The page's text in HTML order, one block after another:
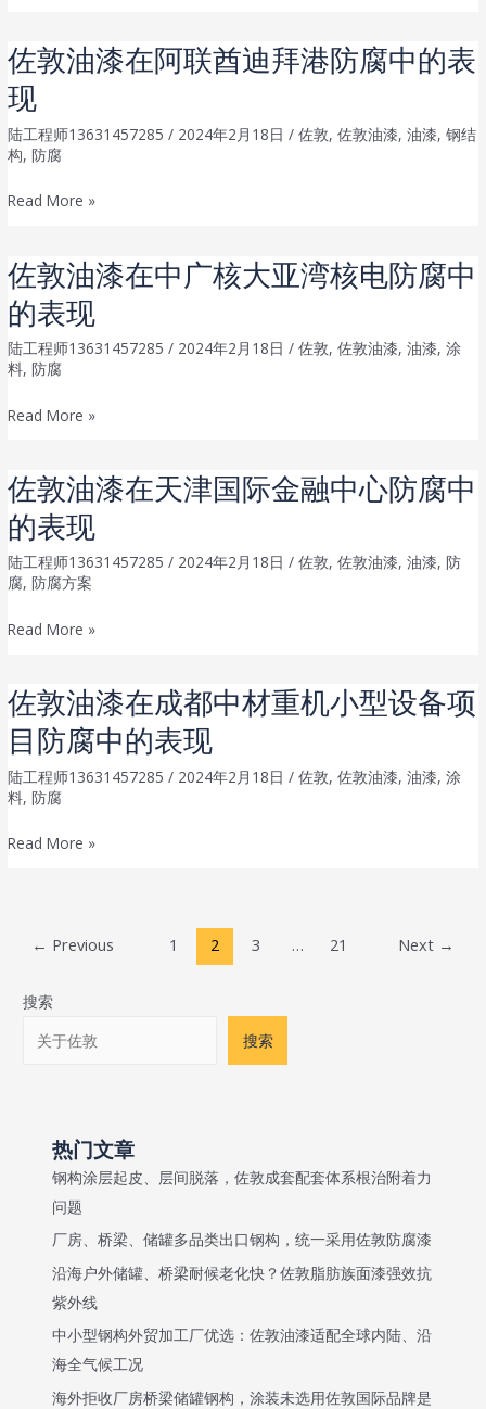
些？
漆
漆
环
富
底
如
何
达
到
较
喷
效
果？
佐敦油漆在阿联酋迪拜港防腐中的表
现
陆工程师13631457285/ 2024年2月18日/佐敦,佐敦油漆,油漆,钢结
构, 防腐
佐
漆
在
联
迪
港
防
腐
中
的
现
Read More »
佐敦油漆在中广核大亚湾核电防腐中
的表现
陆工程师13631457285/ 2024年2月18日/佐敦,佐敦油漆,油漆,涂
料, 防腐
佐
漆
在
广
大
湾
核
电
防
腐
的
Read More »
佐敦油漆在天津国际金融中心防腐中
的表现
陆工程师13631457285/ 2024年2月18日/佐敦,佐敦油漆,油漆, 防
腐, 防腐方案
佐
漆
在
津
际
Read More »
佐敦油漆在成都中材重机小型设备项
目防腐中的表现
陆工程师13631457285/ 2024年2月18日/佐敦,佐敦油漆,油漆,涂
料, 防腐
佐
Read More »
← Previous 1 2 3 … 21 Next →
搜索
搜索
热门文章
钢构涂层起皮、层间脱落，佐敦成套配套体系根治附着力
问题
厂房、桥梁、储罐多品类出口钢构，统一采用佐敦防腐漆
沿海户外储罐、桥梁耐候老化快？佐敦脂肪族面漆强效抗
紫外线
中小型钢构外贸加工厂优选：佐敦油漆适配全球内陆、沿
海全气候工况
海外拒收厂房桥梁储罐钢构，涂装未选用佐敦国际品牌是